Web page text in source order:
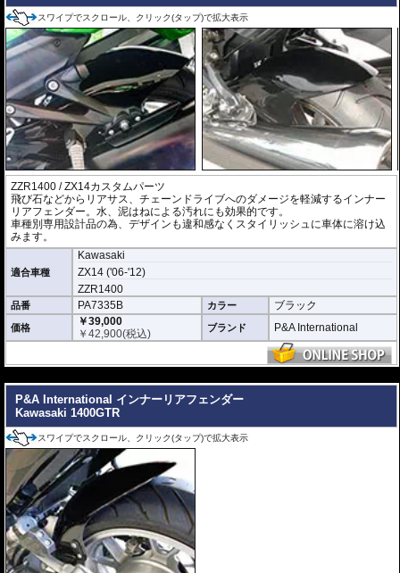
スワイプでスクロール、クリック(タップ)で拡大表示
ZZR1400 / ZX14カスタムパーツ
飛び石などからリアサス、チェーンドライブへのダメージを軽減するインナー
リアフェンダー。水、泥はねによる汚れにも効果的です。
車種別専用設計品の為、デザインも違和感なくスタイリッシュに車体に溶け込
みます。
適合車種
Kawasaki
ZX14 ('06-'12)
ZZR1400
品番 PA7335B カラー ブラック
価格
￥39,000
￥42,900(税込) ブランド P&A International
P&A International インナーリアフェンダー
Kawasaki 1400GTR
スワイプでスクロール、クリック(タップ)で拡大表示